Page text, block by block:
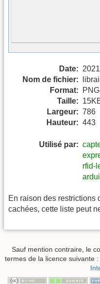
Date:
Nom de fichier:
Format:
PNG
Taille:
Largeur: 786
Hauteur: 443
Utilisé par:
rfid-
En raison des restrictions
cachées, cette liste peut
Sauf mention contraire, le
termes de la licence suivante :